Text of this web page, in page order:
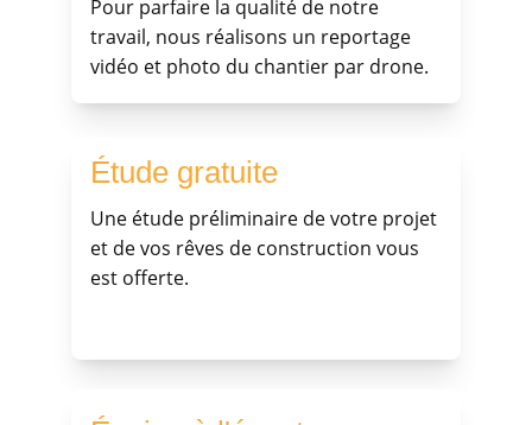
Étude gratuite
Une étude préliminaire de votre projet
et de vos rêves de construction vous
est offerte.
Pour parfaire la qualité de notre
travail, nous réalisons un reportage
vidéo et photo du chantier par drone.